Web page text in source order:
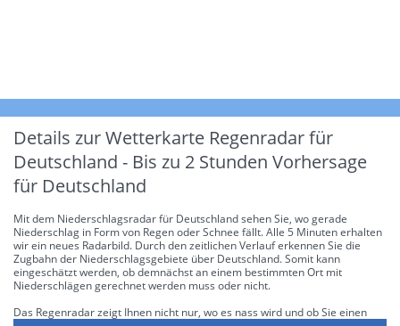
Details zur Wetterkarte Regenradar für
Deutschland - Bis zu 2 Stunden Vorhersage
für Deutschland
Mit dem Niederschlagsradar für Deutschland sehen Sie, wo gerade
Niederschlag in Form von Regen oder Schnee fällt. Alle 5 Minuten erhalten
wir ein neues Radarbild. Durch den zeitlichen Verlauf erkennen Sie die
Zugbahn der Niederschlagsgebiete über Deutschland. Somit kann
eingeschätzt werden, ob demnächst an einem bestimmten Ort mit
Niederschlägen gerechnet werden muss oder nicht.
Das Regenradar zeigt Ihnen nicht nur, wo es nass wird und ob Sie einen